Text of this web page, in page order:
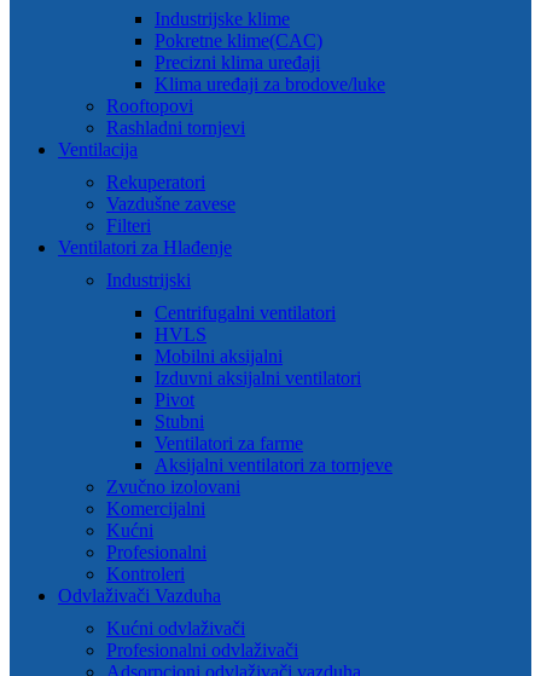
Industrijske klime
Pokretne klime(CAC)
Precizni klima uređaji
Klima uređaji za brodove/luke
Rooftopovi
Rashladni tornjevi
Ventilacija
Rekuperatori
Vazdušne zavese
Filteri
Ventilatori za Hlađenje
Industrijski
Centrifugalni ventilatori
HVLS
Mobilni aksijalni
Izduvni aksijalni ventilatori
Pivot
Stubni
Ventilatori za farme
Aksijalni ventilatori za tornjeve
Zvučno izolovani
Komercijalni
Kućni
Profesionalni
Kontroleri
Odvlaživači Vazduha
Kućni odvlaživači
Profesionalni odvlaživači